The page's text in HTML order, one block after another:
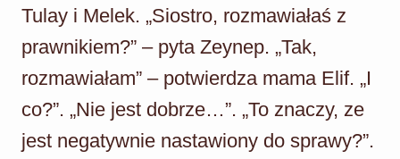
Tulay i Melek. „Siostro, rozmawiałaś z
prawnikiem?” – pyta Zeynep. „Tak,
rozmawiałam” – potwierdza mama Elif. „I
co?”. „Nie jest dobrze…”. „To znaczy, ze
jest negatywnie nastawiony do sprawy?”.